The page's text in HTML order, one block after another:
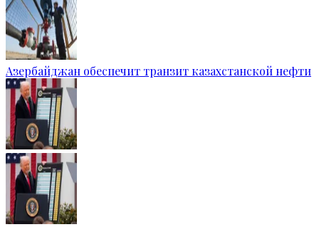
Азербайджан обеспечит транзит казахстанской нефти